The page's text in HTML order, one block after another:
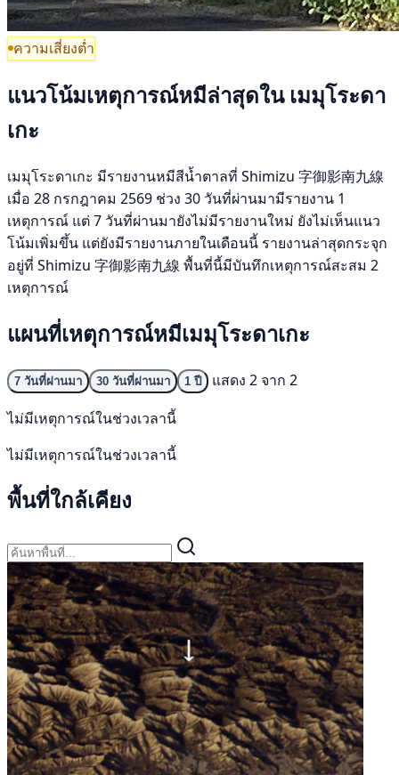
ความเสี่ยงต่ำ
แนวโน้มเหตุการณ์หมีล่าสุดใน เมมุโระดา
เกะ
เมมุโระดาเกะ มีรายงานหมีสีน้ำตาลที่ Shimizu 字御影南九線
เมื่อ 28 กรกฎาคม 2569 ช่วง 30 วันที่ผ่านมามีรายงาน 1
เหตุการณ์ แต่ 7 วันที่ผ่านมายังไม่มีรายงานใหม่ ยังไม่เห็นแนว
โน้มเพิ่มขึ้น แต่ยังมีรายงานภายในเดือนนี้ รายงานล่าสุดกระจุก
อยู่ที่ Shimizu 字御影南九線 พื้นที่นี้มีบันทึกเหตุการณ์สะสม 2
เหตุการณ์
แผนที่เหตุการณ์หมีเมมุโระดาเกะ
7 วันที่ผ่านมา 30 วันที่ผ่านมา 1 ปี
แสดง 2 จาก 2
ไม่มีเหตุการณ์ในช่วงเวลานี้
ไม่มีเหตุการณ์ในช่วงเวลานี้
พื้นที่ใกล้เคียง